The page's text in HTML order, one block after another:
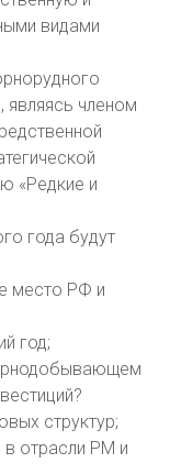
видами
являясь членом
«Редкие и
года будут
место РФ и
год;
структур;
в отрасли РМ и